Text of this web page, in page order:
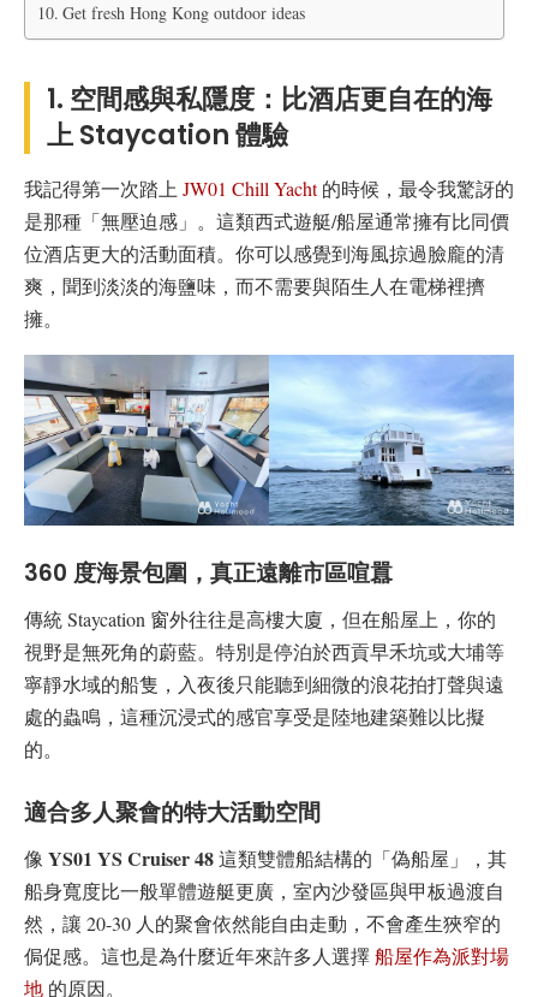
Get fresh Hong Kong outdoor ideas
1. 空間感與私隱度：比酒店更自在的海
上 Staycation 體驗
我記得第一次踏上 JW01 Chill Yacht的時候，最令我驚訝的
是那種「無壓迫感」。這類西式遊艇/船屋通常擁有比同價
位酒店更大的活動面積。你可以感覺到海風掠過臉龐的清
爽，聞到淡淡的海鹽味，而不需要與陌生人在電梯裡擠
擁。
360 度海景包圍，真正遠離市區喧囂
傳統 Staycation 窗外往往是高樓大廈，但在船屋上，你的
視野是無死角的蔚藍。特別是停泊於西貢早禾坑或大埔等
寧靜水域的船隻，入夜後只能聽到細微的浪花拍打聲與遠
處的蟲鳴，這種沉浸式的感官享受是陸地建築難以比擬
的。
適合多人聚會的特大活動空間
像 YS01 YS Cruiser 48這類雙體船結構的「偽船屋」，其
船身寬度比一般單體遊艇更廣，室內沙發區與甲板過渡自
然，讓 20-30 人的聚會依然能自由走動，不會產生狹窄的
侷促感。這也是為什麼近年來許多人選擇船屋作為派對場
地 的原因。